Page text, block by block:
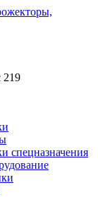
219
спецназначения